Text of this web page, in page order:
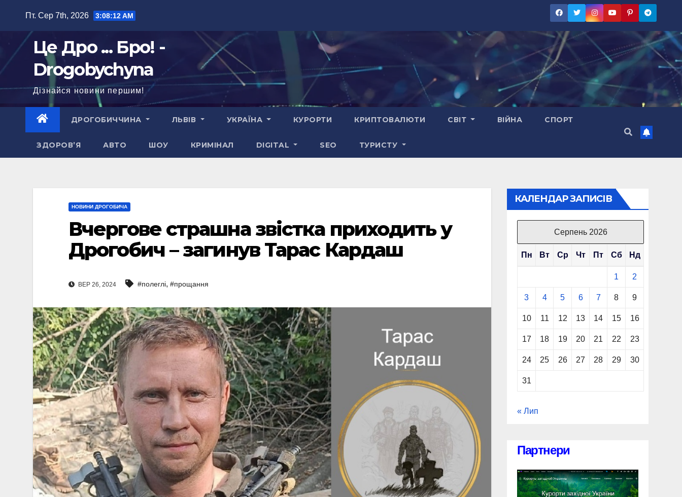
Пт. Сер 7th, 2026 3:08:14 AM
Це Дро ... Бро! -
Drogobychyna
Дізнайся новини першим!
ДРОГОБИЧЧИНА ЛЬВІВ УКРАЇНА КУРОРТИ КРИПТОВАЛЮТИ СВІТ ВІЙНА СПОРТ
ЗДОРОВ’Я АВТО ШОУ КРИМІНАЛ DIGITAL SEO ТУРИСТУ
НОВИНИ ДРОГОБИЧА
Вчергове страшна звістка приходить у
Дрогобич – загинув Тарас Кардаш
ВЕР 26, 2024 #полеглі, #прощання
КАЛЕНДАР ЗАПИСІВ
Серпень 2026
Пн Вт Ср Чт Пт Сб Нд
1 2
3 4 5 6 7 8 9
10 11 12 13 14 15 16
17 18 19 20 21 22 23
24 25 26 27 28 29 30
31
« Лип
Партнери